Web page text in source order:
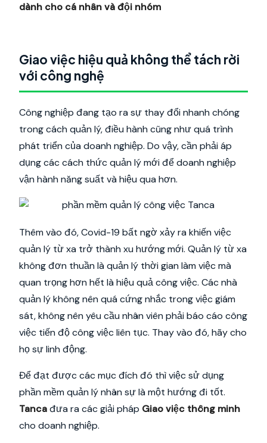
dành cho cá nhân và đội nhóm
Giao việc hiệu quả không thể tách rời
với công nghệ
Công nghiệp đang tạo ra sự thay đổi nhanh chóng
trong cách quản lý, điều hành cũng như quá trình
phát triển của doanh nghiệp. Do vậy, cần phải áp
dụng các cách thức quản lý mới để doanh nghiệp
vận hành năng suất và hiệu qua hơn.
Thêm vào đó, Covid-19 bất ngờ xảy ra khiến việc
quản lý từ xa trở thành xu hướng mới. Quản lý từ xa
không đơn thuần là quản lý thời gian làm việc mà
quan trọng hơn hết là hiệu quả công việc. Các nhà
quản lý không nên quá cứng nhắc trong việc giám
sát, không nên yêu cầu nhân viên phải báo cáo công
việc tiến độ công việc liên tục. Thay vào đó, hãy cho
họ sự linh động.
Để đạt được các mục đích đó thì việc sử dụng
phần mềm quản lý nhân sự là một hướng đi tốt.
Tancađưa ra các giải pháp Giao việc thông minh
cho doanh nghiệp.